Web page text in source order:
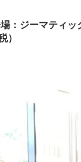
：ジーマティッ
）